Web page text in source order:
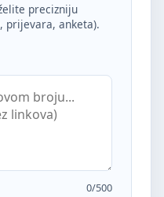
precizniju
prijevara, anketa).
0/500